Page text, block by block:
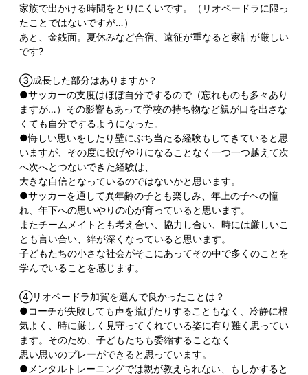
家族で出かける時間をとりにくいです。（リオペードラに限っ
たことではないですが…）
あと、金銭面。夏休みなど合宿、遠征が重なると家計が厳しい
です?
③成長した部分はありますか？
●サッカーの支度はほぼ自分でするので（忘れものも多々あり
ますが…）その影響もあって学校の持ち物など親が口を出さな
くても自分でするようになった。
●悔しい思いをしたり壁にぶち当たる経験もしてきていると思
いますが、その度に投げやりになることなく一つ一つ越えて次
へ次へとつないできた経験は、
大きな自信となっているのではないかと思います。
●サッカーを通して異年齢の子とも楽しみ、年上の子への憧
れ、年下への思いやりの心が育っていると思います。
またチームメイトとも考え合い、協力し合い、時には厳しいこ
とも言い合い、絆が深くなっていると思います。
子どもたちの小さな社会がそこにあってその中で多くのことを
学んでいることを感じます。
④リオペードラ加賀を選んで良かったことは？
●コーチが失敗しても声を荒げたりすることもなく、冷静に根
気よく、時に厳しく見守ってくれている姿に有り難く思ってい
ます。そのため、子どもたちも委縮することなく
思い思いのプレーができると思っています。
●メンタルトレーニングでは親が教えられない、もしかすると